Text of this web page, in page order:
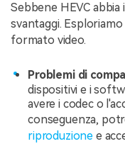
Sebbene HEVC
svantaggi.
formato video.
Problemi di
dispositivi e i
avere i codec o
conseguenza,
riproduzione e